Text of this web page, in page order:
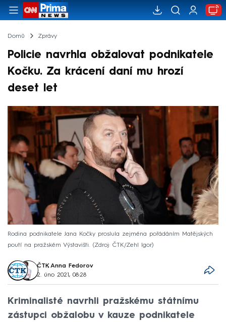
Domů Zprávy
Policie navrhla obžalovat podnikatele
Kočku. Za krácení daní mu hrozí
deset let
Rodina podnikatele Jana Kočky proslula zejména pořádáním Matějských
poutí na pražském Výstavišti.
Zdroj: ČTK/Zehl Igor
ČTK, Anna Fedorov
2. úno 2021, 08:28
Kriminalisté navrhli pražskému státnímu
zástupci obžalobu v kauze podnikatele